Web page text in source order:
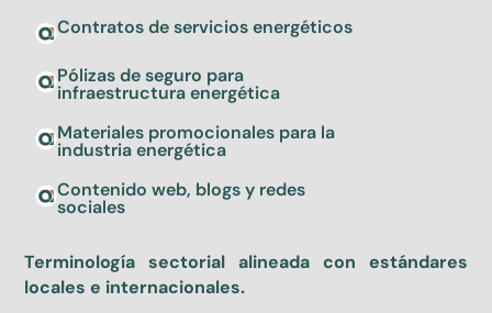
Contratos de servicios energéticos
Pólizas de seguro para
infraestructura energética
Materiales promocionales para la
industria energética
Contenido web, blogs y redes
sociales
Terminología sectorial alineada con estándares
locales e internacionales.